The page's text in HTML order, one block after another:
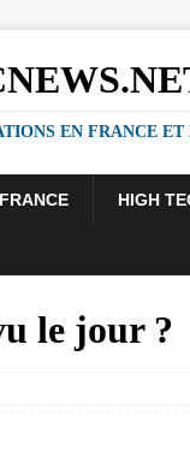
EN FRANCE ET
FRANCE HIGH
le jour ?